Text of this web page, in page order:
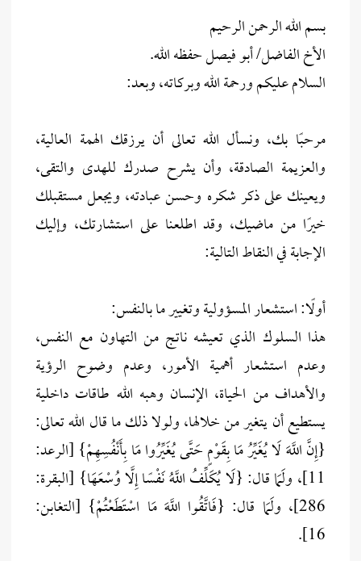
بسم الله الرحمن الرحيم
الأخ الفاضل/ أبو فيصل حفظه الله.
السلام عليكم ورحمة الله وبركاته، وبعد:
مرحبًا بك، ونسأل الله تعالى أن يرزقك الهمة العالية،
والعزيمة الصادقة، وأن يشرح صدرك للهدى والتقى،
ويعينك على ذكر شكره وحسن عبادته، ويجعل مستقبلك
خيرًا من ماضيك، وقد اطلعنا على استشارتك، وإليك
الإجابة في النقاط التالية:
أولًا: استشعار المسؤولية وتغيير ما بالنفس:
هذا السلوك الذي تعيشه ناتج من التهاون مع النفس،
وعدم استشعار أهمية الأمور، وعدم وضوح الرؤية
والأهداف من الحياة، الإنسان وهبه الله طاقات داخلية
يستطيع أن يتغير من خلالها، ولولا ذلك ما قال الله تعالى:
{إِنَّ اللَّهَ لَا يُغَيِّرُ مَا بِقَوْمٍ حَتَّى يُغَيِّرُوا مَا بِأَنْفُسِهِمْ} [الرعد:
11]، ولَمَا قال: {لَا يُكَلِّفُ اللَّهُ نَفْسًا إِلَّا وُسْعَهَا} [البقرة:
286]، ولَمَا قال: {فَاتَّقُوا اللَّهَ مَا اسْتَطَعْتُمْ} [التغابن:
16].